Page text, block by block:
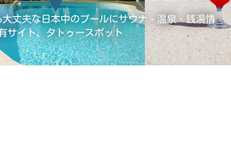
丈夫な日本中のプールにサウナ・温泉・銭湯情
サイト、タトゥースポット